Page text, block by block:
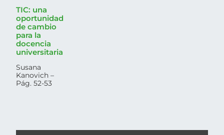
TIC: una
oportunidad
de cambio
para la
docencia
universitaria
Susana
Kanovich –
Pág. 52-53